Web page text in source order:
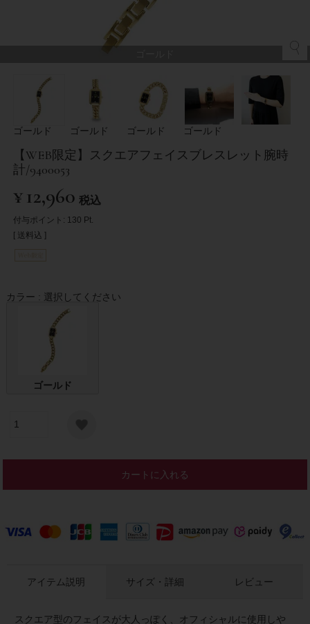
ゴールド ゴールド ゴールド ゴールド
【WEB限定】スクエアフェイスブレスレット腕時
計/9400053
¥12,960 税込
付与ポイント: 130 Pt.
送料込
カラー 選択してください
ゴールド
カートに入れる
アイテム説明
スクエア型のフェイスが大人っぽく、オフィシャルに使用しや
サイズ・詳細 レビュー